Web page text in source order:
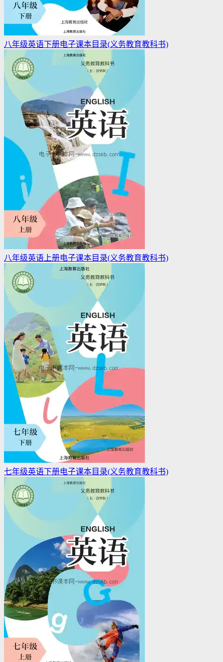
八年级英语下册电子课本目录(义务教育教科书)
八年级英语上册电子课本目录(义务教育教科书)
七年级英语下册电子课本目录(义务教育教科书)